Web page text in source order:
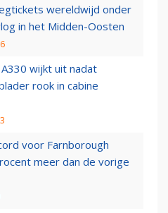
wereldwijd onder
in het Midden-Oosten
A330 wijkt uit nadat
rook in cabine
voor Farnborough
meer dan de vorige